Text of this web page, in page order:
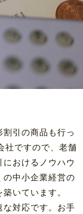
引の商品も行っ
社ですので、老舗
おけるノウハウ
の中小企業経営の
いています。
な対応です。お手